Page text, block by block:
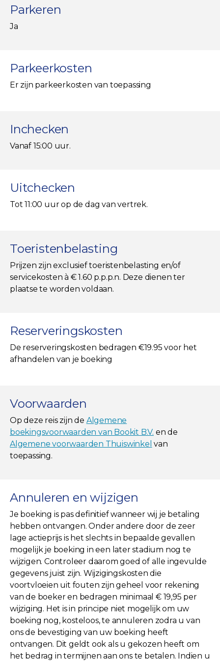
Parkeren
Ja
Parkeerkosten
Er zijn parkeerkosten van toepassing
Inchecken
Vanaf 15:00 uur.
Uitchecken
Tot 11:00 uur op de dag van vertrek.
Toeristenbelasting
Prijzen zijn exclusief toeristenbelasting en/of
servicekosten à € 1.60 p.p.p.n. Deze dienen ter
plaatse te worden voldaan.
Reserveringskosten
De reserveringskosten bedragen €19.95 voor het
afhandelen van je boeking
Voorwaarden
Op deze reis zijn de Algemene
boekingsvoorwaarden van Bookit B.V. en de
Algemene voorwaarden Thuiswinkel van
toepassing.
Annuleren en wijzigen
Je boeking is pas definitief wanneer wij je betaling
hebben ontvangen. Onder andere door de zeer
lage actieprijs is het slechts in bepaalde gevallen
mogelijk je boeking in een later stadium nog te
wijzigen. Controleer daarom goed of alle ingevulde
gegevens juist zijn. Wijzigingskosten die
voortvloeien uit fouten zijn geheel voor rekening
van de boeker en bedragen minimaal € 19,95 per
wijziging. Het is in principe niet mogelijk om uw
boeking nog, kosteloos, te annuleren zodra u van
ons de bevestiging van uw boeking heeft
ontvangen. Dit geldt ook als u gekozen heeft om
het bedrag in termijnen aan ons te betalen. Indien u